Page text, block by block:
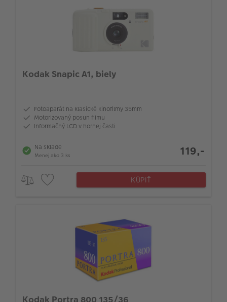
Kodak Snapic A1, biely
Fotoaparát na klasické kinofilmy 35mm
Motorizovaný posun filmu
Informačný LCD v hornej časti
Na sklade
Menej ako 3 ks 119,-
KÚPIŤ
Kodak Portra 800 135/36